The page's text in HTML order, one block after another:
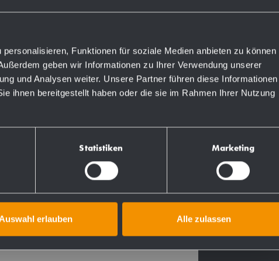
Funktionen für soziale Medien anbieten zu können
geben wir Informationen zu Ihrer Verwendung unserer
und Analysen weiter. Unsere Partner führen diese Informationen
ihnen bereitgestellt haben oder die sie im Rahmen Ihrer Nutzung
Statistiken Marketing
erlauben Alle zulassen
cromato WN 1.4305), satinato, per
materiale di montaggio.
Più
Manuale